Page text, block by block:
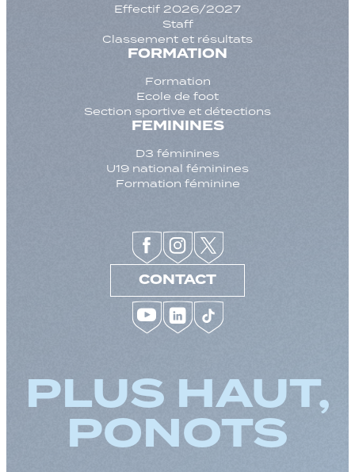
Effectif 2026/2027
Staff
Classement et résultats
FORMATION
Formation
Ecole de foot
Section sportive et détections
FEMININES
D3 féminines
U19 national féminines
Formation féminine
CONTACT
PLUS HAUT,
PONOTS